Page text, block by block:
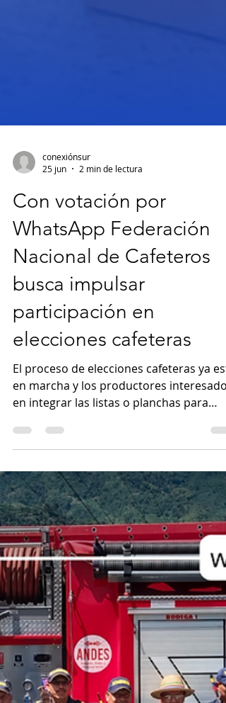
conexiónsur
25 jun
2 min de lectura
Con votación por
WhatsApp Federación
Nacional de Cafeteros
busca impulsar
participación en
elecciones cafeteras
en marcha y los productores interesados
en integrar las listas o planchas para
conformar los comités municipales y
departamentales de cafeteros tienen
plazo hasta el próximo 30 de junio para
realizar su inscripción. En las oficinas del
Servicio de Extensión de la Federación
Nacional de Cafeteros, es posible
orientación sobre los requisitos y el
procedimiento de inscripción. Sin
embargo, las elecciones cafeteras van
más allá de la jor